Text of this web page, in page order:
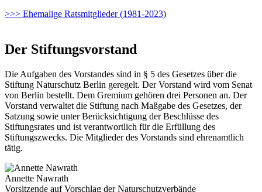
>>> Ehemalige Ratsmitglieder (1981-2023)
Der Stiftungsvorstand
Die Aufgaben des Vorstandes sind in § 5 des Gesetzes über die
Stiftung Naturschutz Berlin geregelt. Der Vorstand wird vom Senat
von Berlin bestellt. Dem Gremium gehören drei Personen an. Der
Vorstand verwaltet die Stiftung nach Maßgabe des Gesetzes, der
Satzung sowie unter Berücksichtigung der Beschlüsse des
Stiftungsrates und ist verantwortlich für die Erfüllung des
Stiftungszwecks. Die Mitglieder des Vorstands sind ehrenamtlich
tätig.
Annette Nawrath
Vorsitzende auf Vorschlag der Naturschutzverbände